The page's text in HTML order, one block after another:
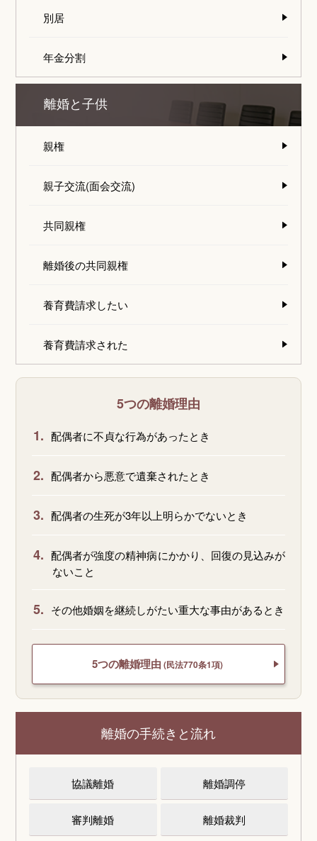
別居
年金分割
離婚と子供
親権
親子交流(面会交流)
共同親権
離婚後の共同親権
養育費請求したい
養育費請求された
5つの離婚理由
1. 配偶者に不貞な行為があったとき
2. 配偶者から悪意で遺棄されたとき
3. 配偶者の生死が3年以上明らかでないとき
4. 配偶者が強度の精神病にかかり、回復の見込みが
ないこと
5. その他婚姻を継続しがたい重大な事由があるとき
5つの離婚理由 (民法770条1項)
離婚の手続きと流れ
協議離婚 離婚調停
審判離婚 離婚裁判